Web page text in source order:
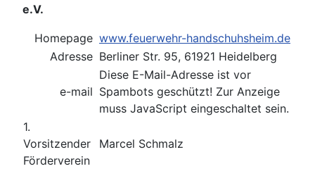
e.V.
Homepage www.feuerwehr-handschuhsheim.de
Adresse Berliner Str. 95, 61921 Heidelberg
e-mail
Diese E-Mail-Adresse ist vor
Spambots geschützt! Zur Anzeige
muss JavaScript eingeschaltet sein.
1.
Vorsitzender
Förderverein
Marcel Schmalz